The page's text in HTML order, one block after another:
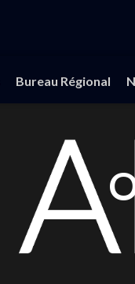
Bureau Régional